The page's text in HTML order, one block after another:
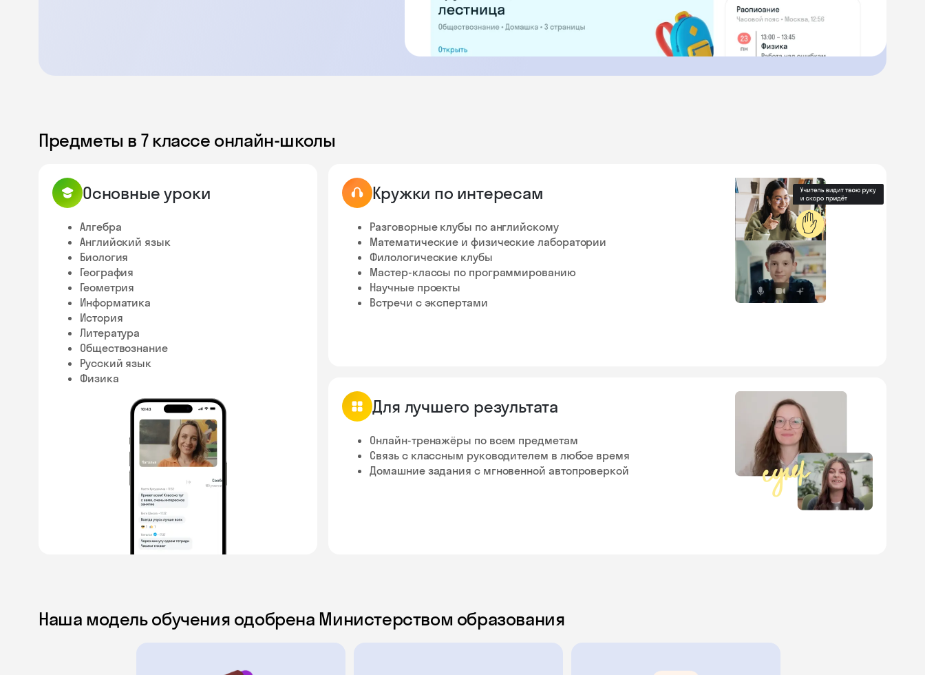
Предметы в 7 классе онлайн-школы
Основные уроки
Алгебра
Английский язык
Биология
География
Геометрия
Информатика
История
Литература
Обществознание
Русский язык
Физика
Кружки по интересам
Разговорные клубы по английскому
Математические и физические лаборатории
Филологические клубы
Мастер-классы по программированию
Научные проекты
Встречи с экспертами
✋
Для лучшего результата
Онлайн-тренажёры по всем предметам
Связь с классным руководителем в любое время
Домашние задания с мгновенной автопроверкой
Наша модель обучения одобрена Министерством образования